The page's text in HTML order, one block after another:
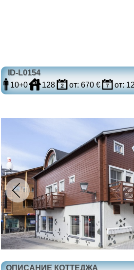
ID-L0154
10+0
128 от: 670 € от:
ОПИСАНИЕ КОТТЕДЖА